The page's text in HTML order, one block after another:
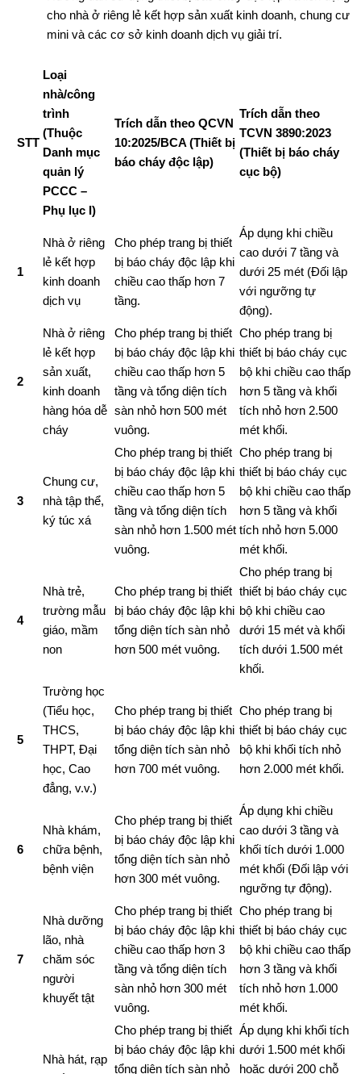
cho nhà ở riêng lẻ kết hợp sản xuất kinh doanh, chung cư
mini và các cơ sở kinh doanh dịch vụ giải trí.
STT
Loại
nhà/công
trình
(Thuộc
Danh mục
quản lý
PCCC –
Phụ lục I)
Trích dẫn theo QCVN
10:2025/BCA (Thiết bị
báo cháy độc lập)
Trích dẫn theo
TCVN 3890:2023
(Thiết bị báo cháy
cục bộ)
1
Nhà ở riêng
lẻ kết hợp
kinh doanh
dịch vụ
Cho phép trang bị thiết
bị báo cháy độc lập khi
chiều cao thấp hơn 7
tầng.
Áp dụng khi chiều
cao dưới 7 tầng và
dưới 25 mét (Đối lập
với ngưỡng tự
động).
2
Nhà ở riêng
lẻ kết hợp
sản xuất,
kinh doanh
hàng hóa dễ
cháy
Cho phép trang bị thiết
bị báo cháy độc lập khi
chiều cao thấp hơn 5
tầng và tổng diện tích
sàn nhỏ hơn 500 mét
vuông.
Cho phép trang bị
thiết bị báo cháy cục
bộ khi chiều cao thấp
hơn 5 tầng và khối
tích nhỏ hơn 2.500
mét khối.
3
Chung cư,
nhà tập thể,
ký túc xá
Cho phép trang bị thiết
bị báo cháy độc lập khi
chiều cao thấp hơn 5
tầng và tổng diện tích
sàn nhỏ hơn 1.500 mét
vuông.
Cho phép trang bị
thiết bị báo cháy cục
bộ khi chiều cao thấp
hơn 5 tầng và khối
tích nhỏ hơn 5.000
mét khối.
4
Nhà trẻ,
trường mẫu
giáo, mầm
non
Cho phép trang bị thiết
bị báo cháy độc lập khi
tổng diện tích sàn nhỏ
hơn 500 mét vuông.
Cho phép trang bị
thiết bị báo cháy cục
bộ khi chiều cao
dưới 15 mét và khối
tích dưới 1.500 mét
khối.
5
Trường học
(Tiểu học,
THCS,
THPT, Đại
học, Cao
đẳng, v.v.)
Cho phép trang bị thiết
bị báo cháy độc lập khi
tổng diện tích sàn nhỏ
hơn 700 mét vuông.
Cho phép trang bị
thiết bị báo cháy cục
bộ khi khối tích nhỏ
hơn 2.000 mét khối.
6
Nhà khám,
chữa bệnh,
bệnh viện
Cho phép trang bị thiết
bị báo cháy độc lập khi
tổng diện tích sàn nhỏ
hơn 300 mét vuông.
Áp dụng khi chiều
cao dưới 3 tầng và
khối tích dưới 1.000
mét khối (Đối lập với
ngưỡng tự động).
7
Nhà dưỡng
lão, nhà
chăm sóc
người
khuyết tật
Cho phép trang bị thiết
bị báo cháy độc lập khi
chiều cao thấp hơn 3
tầng và tổng diện tích
sàn nhỏ hơn 300 mét
vuông.
Cho phép trang bị
thiết bị báo cháy cục
bộ khi chiều cao thấp
hơn 3 tầng và khối
tích nhỏ hơn 1.000
mét khối.
Nhà hát, rạp
Cho phép trang bị thiết
bị báo cháy độc lập khi
tổng diện tích sàn nhỏ
Áp dụng khi khối tích
dưới 1.500 mét khối
hoặc dưới 200 chỗ